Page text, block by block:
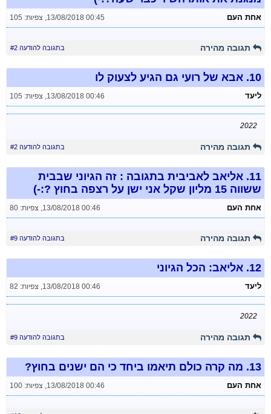
אחת העם 13/08/2018 00:45
, צפיות: 105
תגובה מהירה בתגובה להודעה #2
10. אבא של רועי גם הגיע לצעוק לו
ליעד 13/08/2018 00:46
, צפיות: 105
2022
תגובה מהירה בתגובה להודעה #2
11. אליאב לאביבית בתגובה : זה הגיוני שבבית
ששווה 15 מליון שקל אני ישן על רצפה בחוץ ?:-)
אחת העם 13/08/2018 00:46
, צפיות: 80
תגובה מהירה בתגובה להודעה #9
12. אליאב: הכל הגיוני
ליעד 13/08/2018 00:46
, צפיות: 82
2022
תגובה מהירה בתגובה להודעה #9
13. מה קרה כולם תיאמו ביחד כי הם ישנים בחוץ?
אחת העם 13/08/2018 00:46
, צפיות: 100